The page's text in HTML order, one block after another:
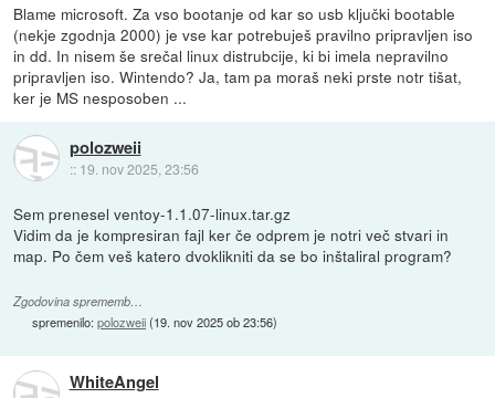
Blame microsoft. Za vso bootanje od kar so usb ključki bootable
(nekje zgodnja 2000) je vse kar potrebuješ pravilno pripravljen iso
in dd. In nisem še srečal linux distrubcije, ki bi imela nepravilno
pripravljen iso. Wintendo? Ja, tam pa moraš neki prste notr tišat,
ker je MS nesposoben ...
polozweii
:: 19. nov 2025, 23:56
Sem prenesel ventoy-1.1.07-linux.tar.gz
Vidim da je kompresiran fajl ker če odprem je notri več stvari in
map. Po čem veš katero dvoklikniti da se bo inštaliral program?
Zgodovina sprememb…
spremenilo:polozweii(19. nov 2025 ob 23:56)
WhiteAngel